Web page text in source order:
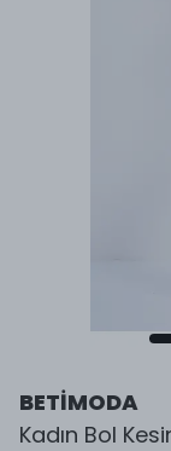
BETİMODA
Kadın Bol